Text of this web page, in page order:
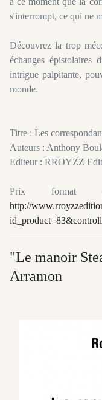
s'interrompt, ce qui ne
Découvrez la trop
échanges épistolaires
intrigue palpitante,
monde.
Titre : Les
Auteurs : Anthony
Editeur : RROYZZ
Prix
http://
"Le manoir
Arramon